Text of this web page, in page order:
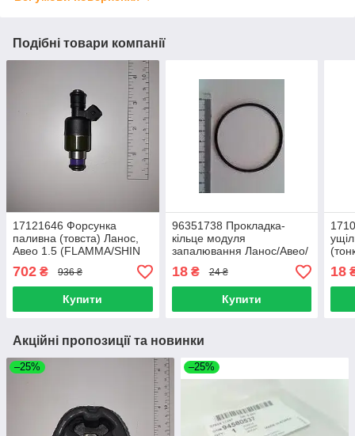
Подібні товари компанії
17121646 Форсунка
паливна (товста) Ланос,
Авео 1.5 (FLAMMA/SHIN
KUM) Корея 17109450
702 ₴ 936 ₴
Купити
96351738 Прокладка-
кільце модуля
запалювання Ланос/Авео/
Такума (ориг Корея)
18₴ 24 ₴
Купити
18
Акційні пропозиції та новинки
–25% –25%